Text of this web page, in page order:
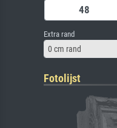
Extra rand
0 cm rand
Fotolijst